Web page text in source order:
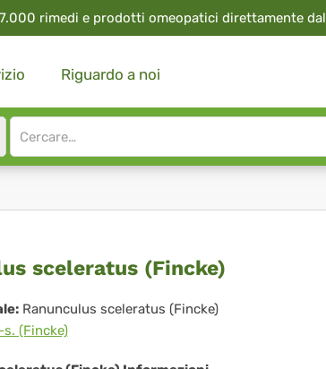
rimedi e prodotti omeopatici direttamente dal
Riguardo a noi
Site
search
sceleratus (Fincke)
Ranunculus sceleratus (Fincke)
s. (Fincke)